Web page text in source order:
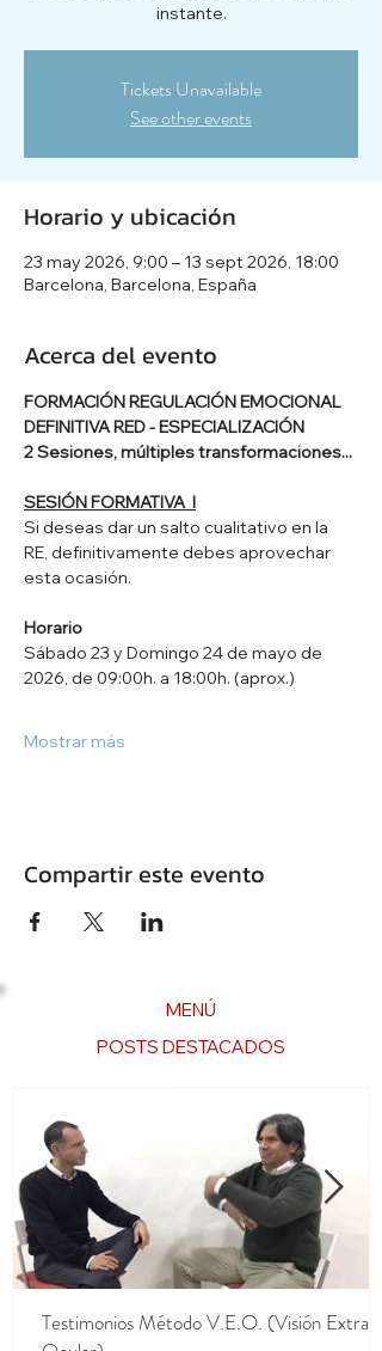
instante.
Tickets Unavailable
See other events
Horario y ubicación
23 may 2026, 9:00 – 13 sept 2026, 18:00
Barcelona, Barcelona, España
Acerca del evento
FORMACIÓN REGULACIÓN EMOCIONAL
DEFINITIVA RED - ESPECIALIZACIÓN
2 Sesiones, múltiples transformaciones...
SESIÓN FORMATIVA  I
Si deseas dar un salto cualitativo en la
RE, definitivamente debes aprovechar
esta ocasión.
Horario
Sábado 23 y Domingo 24 de mayo de
2026, de 09:00h. a 18:00h. (aprox.)
Mostrar más
Compartir este evento
MENÚ
POSTS DESTACADOS
Testimonios Método V.E.O. (Visión Extra